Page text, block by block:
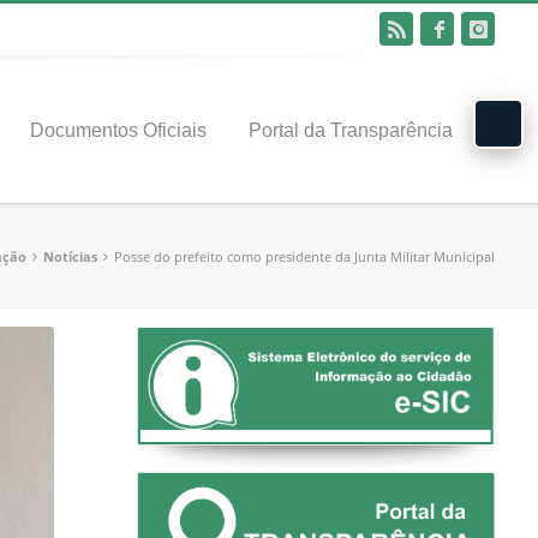
Documentos Oficiais Portal da Transparência
Notícias Posse do prefeito como presidente da Junta Militar Municipal